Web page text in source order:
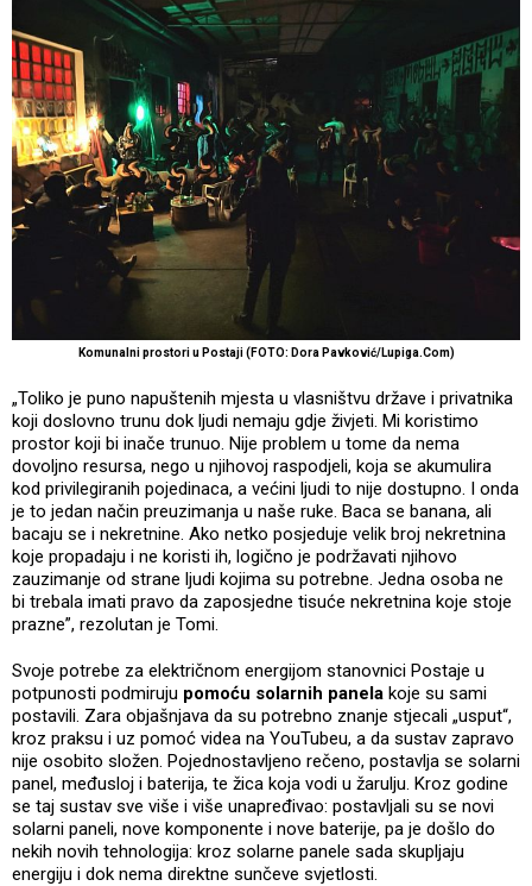
Komunalni prostori u Postaji (FOTO: Dora Pavković/Lupiga.Com)
„Toliko je puno napuštenih mjesta u vlasništvu države i privatnika
koji doslovno trunu dok ljudi nemaju gdje živjeti. Mi koristimo
prostor koji bi inače trunuo. Nije problem u tome da nema
dovoljno resursa, nego u njihovoj raspodjeli, koja se akumulira
kod privilegiranih pojedinaca, a većini ljudi to nije dostupno. I onda
je to jedan način preuzimanja u naše ruke. Baca se banana, ali
bacaju se i nekretnine. Ako netko posjeduje velik broj nekretnina
koje propadaju i ne koristi ih, logično je podržavati njihovo
zauzimanje od strane ljudi kojima su potrebne. Jedna osoba ne
bi trebala imati pravo da zaposjedne tisuće nekretnina koje stoje
prazne”, rezolutan je Tomi.
Svoje potrebe za električnom energijom stanovnici Postaje u
potpunosti podmiruju pomoću solarnih panela koje su sami
postavili. Zara objašnjava da su potrebno znanje stjecali „usput“,
kroz praksu i uz pomoć videa na YouTubeu, a da sustav zapravo
nije osobito složen. Pojednostavljeno rečeno, postavlja se solarni
panel, međusloj i baterija, te žica koja vodi u žarulju. Kroz godine
se taj sustav sve više i više unapređivao: postavljali su se novi
solarni paneli, nove komponente i nove baterije, pa je došlo do
nekih novih tehnologija: kroz solarne panele sada skupljaju
energiju i dok nema direktne sunčeve svjetlosti.